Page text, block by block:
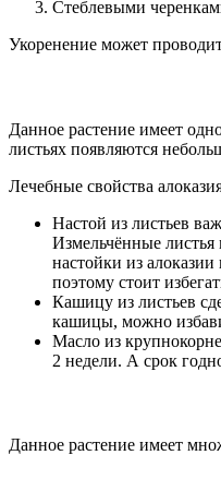
Стеблевыми
Укоренение может
Данное растение имеет
листьях появляются
Лечебные свойства
Настой из листьев
Измельчённые
настойки из
поэтому стоит
Кашицу из листьев
кашицы, можно
Масло из
2 недели. А срок
Данное растение имеет